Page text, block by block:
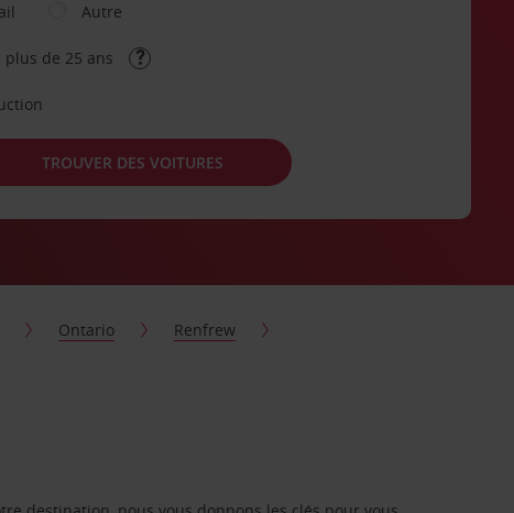
Autre
de 25 ans
TROUVER DES VOITURES
Ontario
Renfrew